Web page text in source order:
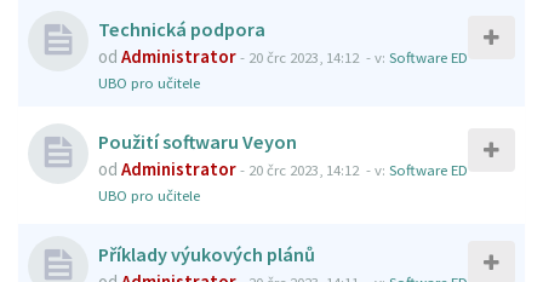
Technická podpora
od Administrator- 20 črc 2023, 14:12 - v: Software ED
UBO pro učitele
Použití softwaru Veyon
od Administrator- 20 črc 2023, 14:12 - v: Software ED
UBO pro učitele
Příklady výukových plánů